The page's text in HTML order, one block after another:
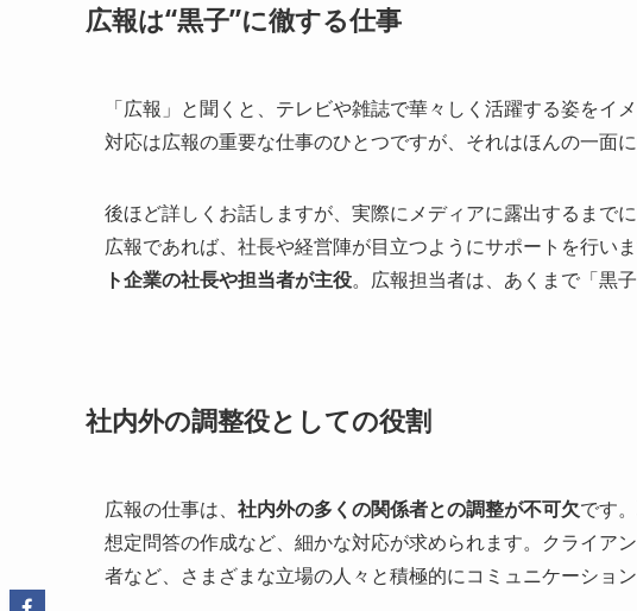
広報は“黒子”に徹する仕事
「広報」と聞くと、テレビや雑誌で華々しく活躍する姿を
対応は広報の重要な仕事のひとつですが、それはほんの一面に
後ほど詳しくお話しますが、実際にメディアに露出するまで
広報であれば、社長や経営陣が目立つようにサポートを行い
ト企業の社長や担当者が主役。広報担当者は、あくまで「黒
社内外の調整役としての役割
広報の仕事は、 社内外の多くの関係者との調整が不可欠です
想定問答の作成など、細かな対応が求められます。クライア
者など、さまざまな立場の人々と積極的にコミュニケーション